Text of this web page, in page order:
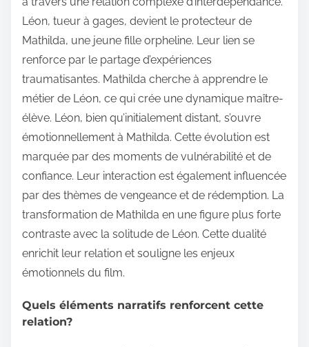
Léon, tueur à gages, devient le protecteur de
Mathilda, une jeune fille orpheline. Leur lien se
renforce par le partage d’expériences
traumatisantes. Mathilda cherche à apprendre le
métier de Léon, ce qui crée une dynamique maître-
élève. Léon, bien qu’initialement distant, s’ouvre
émotionnellement à Mathilda. Cette évolution est
marquée par des moments de vulnérabilité et de
confiance. Leur interaction est également influencée
par des thèmes de vengeance et de rédemption. La
transformation de Mathilda en une figure plus forte
contraste avec la solitude de Léon. Cette dualité
enrichit leur relation et souligne les enjeux
émotionnels du film.
Quels éléments narratifs renforcent cette
relation?